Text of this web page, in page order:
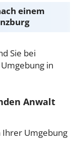
einem
Sie bei
in
Anwalt
Ihrer Umgebung